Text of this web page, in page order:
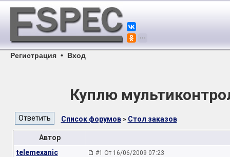
Регистрация • Вход
Куплю
Список форумов» Стол заказов
Автор
telemexanic
#1 От 16/06/2009 07:23